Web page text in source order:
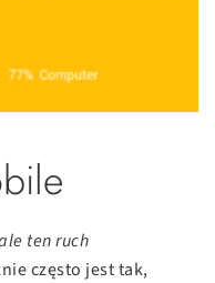
ten ruch
często jest tak,